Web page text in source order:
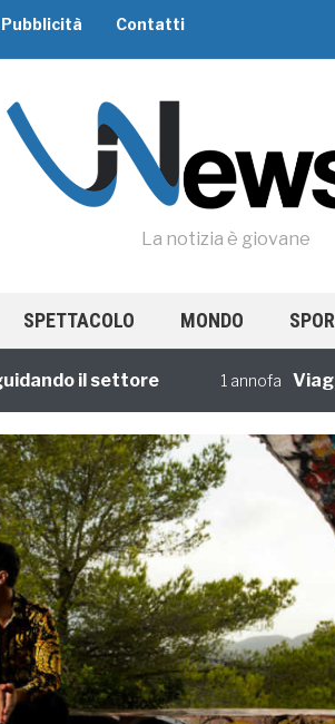
Pubblicità Contatti
La notizia è giovane
SPETTACOLO MONDO
il settore 1 annofa Viaggi di